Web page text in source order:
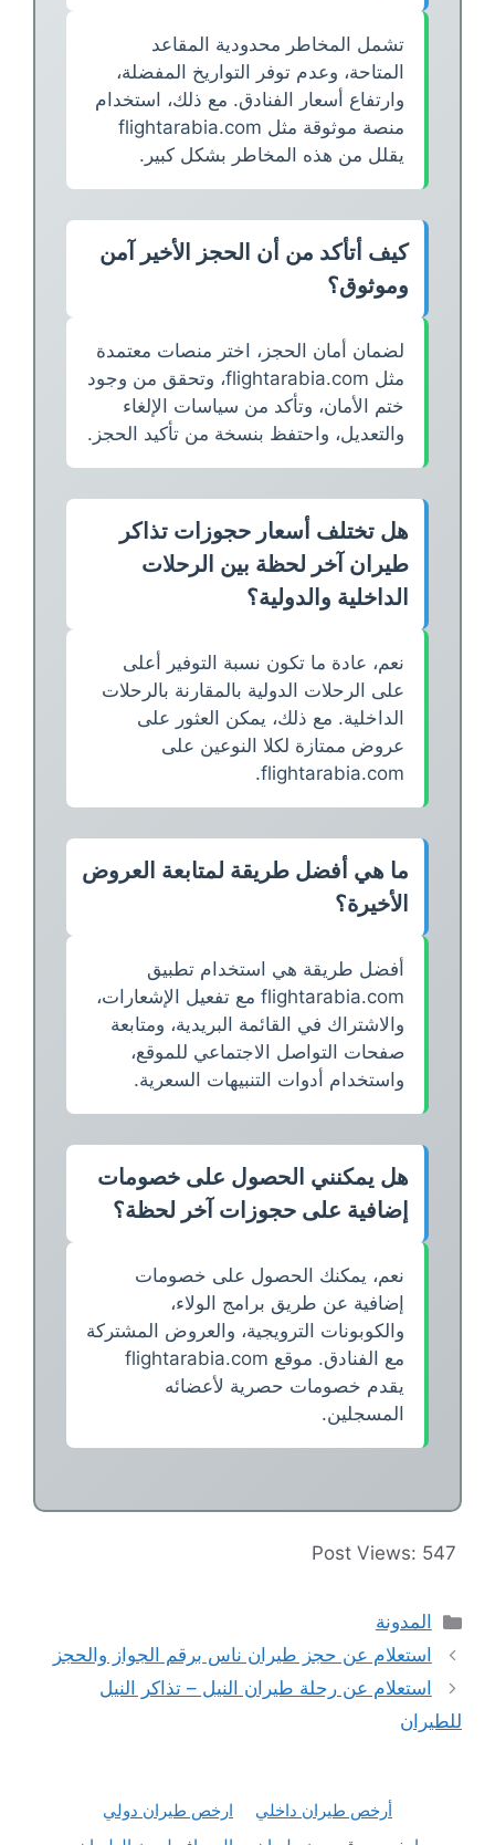
تشمل المخاطر محدودية المقاعد
المتاحة، وعدم توفر التواريخ المفضلة،
وارتفاع أسعار الفنادق. مع ذلك، استخدام
منصة موثوقة مثل flightarabia.com
يقلل من هذه المخاطر بشكل كبير.
كيف أتأكد من أن الحجز الأخير آمن
وموثوق؟
لضمان أمان الحجز، اختر منصات معتمدة
مثل flightarabia.com، وتحقق من وجود
ختم الأمان، وتأكد من سياسات الإلغاء
والتعديل، واحتفظ بنسخة من تأكيد الحجز.
هل تختلف أسعار حجوزات تذاكر
طيران آخر لحظة بين الرحلات
الداخلية والدولية؟
نعم، عادة ما تكون نسبة التوفير أعلى
على الرحلات الدولية بالمقارنة بالرحلات
الداخلية. مع ذلك، يمكن العثور على
عروض ممتازة لكلا النوعين على
flightarabia.com.
ما هي أفضل طريقة لمتابعة العروض
الأخيرة؟
أفضل طريقة هي استخدام تطبيق
flightarabia.com مع تفعيل الإشعارات،
والاشتراك في القائمة البريدية، ومتابعة
صفحات التواصل الاجتماعي للموقع،
واستخدام أدوات التنبيهات السعرية.
هل يمكنني الحصول على خصومات
إضافية على حجوزات آخر لحظة؟
نعم، يمكنك الحصول على خصومات
إضافية عن طريق برامج الولاء،
والكوبونات الترويجية، والعروض المشتركة
مع الفنادق. موقع flightarabia.com
يقدم خصومات حصرية لأعضائه
المسجلين.
Post Views: 547
التصنيفات
المدونة
استعلام عن حجز طيران ناس برقم الجواز والحجز
استعلام عن رحلة طيران النيل – تذاكر النيل
للطيران
أرخص طيران داخلي
ارخص طيران دولي